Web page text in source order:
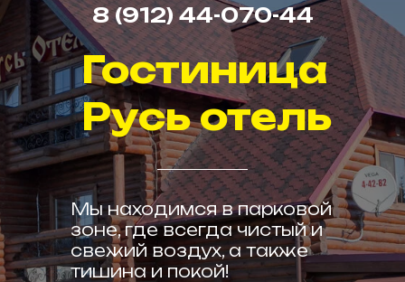
Гостиница
Русь отель
Мы находимся в парковой
зоне, где всегда чистый и
свежий воздух, а также
тишина и покой!
8 (912) 44-070-44